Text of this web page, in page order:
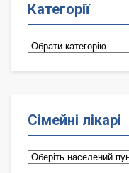
Категорії
Категорії
Сімейні лікарі
Сімейні